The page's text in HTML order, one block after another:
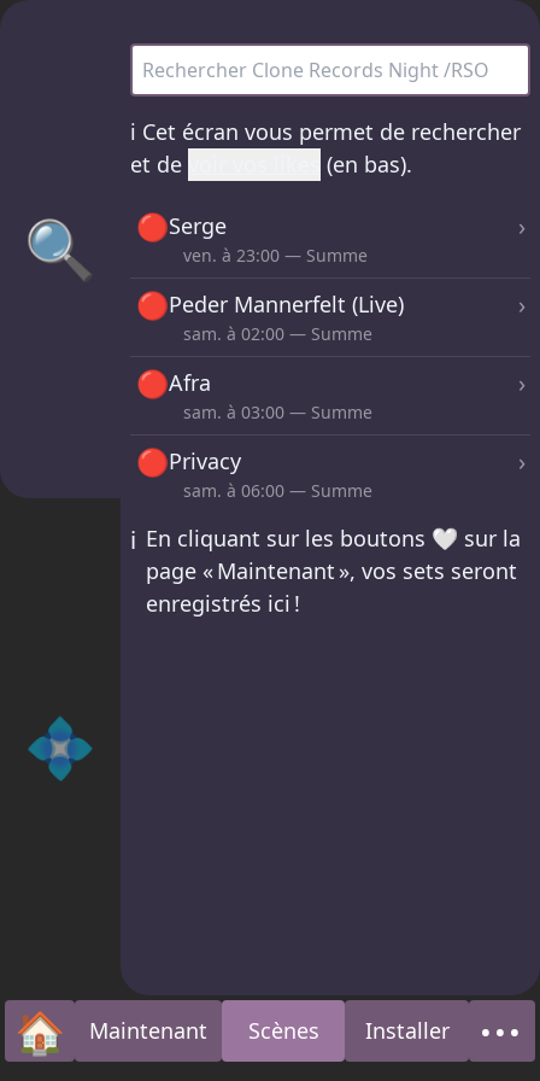
🔍
💠
Clone Records Night /RSO - tous les
ℹ️ Cet écran vous permet de rechercher
et de
(en bas).
🔴Serge ›
ven. à 23:00 — Summe
🔴Peder Mannerfelt (Live) ›
sam. à 02:00 — Summe
🔴Afra ›
sam. à 03:00 — Summe
🔴Privacy ›
sam. à 06:00 — Summe
ℹ️ En cliquant sur les boutons 🤍 sur la
page « Maintenant », vos sets seront
enregistrés ici !
🏠AccueilMaintenant Scènes Installer •••
À